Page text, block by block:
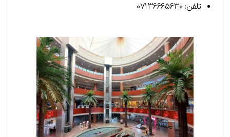
تلفن: ۰۷۱۳۶۶۶۵۶۳۰